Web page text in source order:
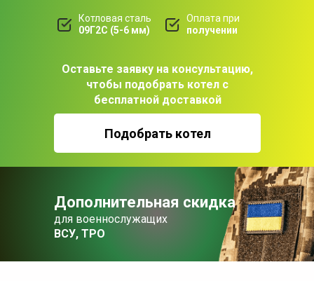
Оставьте заявку на консультацию,
чтобы подобрать котел с
бесплатной доставкой
Подобрать котел
Котловая сталь
09Г2С (5-6 мм)
Оплата при
получении
для военнослужащих
ВСУ, ТРО
Дополнительная скидка